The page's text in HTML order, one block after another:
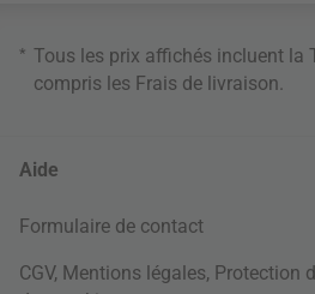
* Tous les prix affichés incluent la
compris les Frais de livraison
Aide
Formulaire de contact
CGV, Mentions légales, Protection